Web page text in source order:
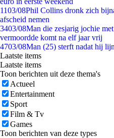
1103/08Phil Collins dronk zich
afscheid nemen
3403/08Man die zesjarig jochie
vermoordde komt na elf jaar vrij
4703/08Man (25) sterft nadat hij
Laatste items
Laatste items
Toon berichten uit deze thema's
Actueel
Entertainment
Sport
Film & Tv
Games
Toon berichten van deze types